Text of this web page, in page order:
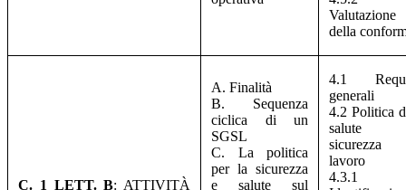
Valutazione
della
C. 1 LETT. B: ATTIVITÀ
A. Finalità
B. Sequenza
ciclica di un
SGSL
C. La politica
per la sicurezza
e salute sul
4.1
generali
4.2 Politica
salute
sicurezza
lavoro
4.3.1